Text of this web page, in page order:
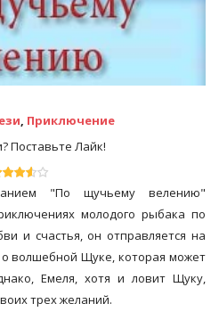
, Приключение
Поставьте Лайк!
"По щучьему велению"
молодого рыбака по
и счастья, он отправляется на
волшебной Щуке, которая может
Емеля, хотя и ловит Щуку,
трех желаний.